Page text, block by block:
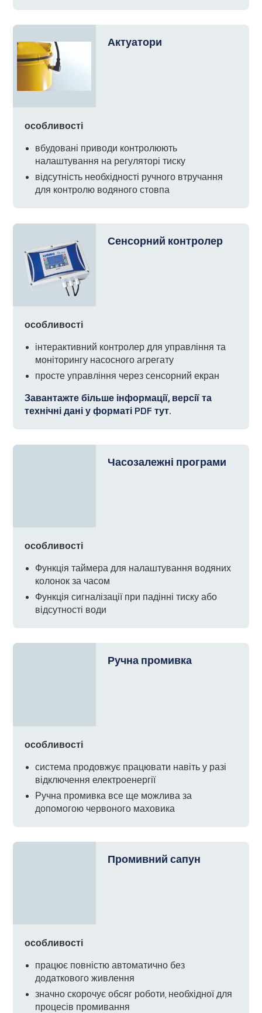
Актуатори
особливості
вбудовані приводи контролюють
налаштування на регуляторі тиску
відсутність необхідності ручного втручання
для контролю водяного стовпа
Сенсорний контролер
особливості
інтерактивний контролер для управління та
моніторингу насосного агрегату
просте управління через сенсорний екран
Завантажте більше інформації, версії та
технічні дані у форматі PDF тут.
Часозалежні програми
особливості
Функція таймера для налаштування водяних
колонок за часом
Функція сигналізації при падінні тиску або
відсутності води
Ручна промивка
особливості
система продовжує працювати навіть у разі
відключення електроенергії
Ручна промивка все ще можлива за
допомогою червоного маховика
Промивний сапун
особливості
працює повністю автоматично без
додаткового живлення
значно скорочує обсяг роботи, необхідної для
процесів промивання